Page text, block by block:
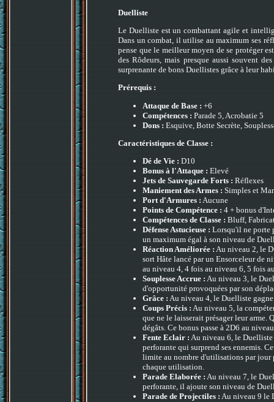
Duelliste
Le Duelliste est un combattant agile et
Dans un combat, il utilise au maximum ses
pense que le meilleur moyen de se protéger
des Rôdeurs, mais presque aussi souvent
surprenante de bons Duellistes grâce à leur
Prérequis :
Attaque de Base : +6
Compétences : Parade 5, Acrobatie 5
Dons : Esquive, Botte Secrète,
Caractéristiques de Classe :
Dé de Vie : D10
Bonus à l'Attaque : Elevé
Jets de Sauvegarde Forts : Réflexes
Maniement des Armes : Simples et
Port d'Armures :Aucune
Points de Compétence : 4 + bonus
Compétences de Classe : Bluff,
Défense Astucieuse : Lorsqu'il ne porte
un maximum égal à son niveau de
Réaction Améliorée :Au niveau 2, le
sort Hâte lancé par un Ensorceleur de
au niveau 4, 4 fois au niveau 6, 5 fois
Souplesse Accrue :Au niveau 3, le
d'opportunité provoquées par son
Grâce :Au niveau 4, le Duelliste gagne
Coups Précis :Au niveau 5, la
que ne le laisserait présager leur arme.
dégâts. Ce bonus passe à 2D6 au
Fente Eclair :Au niveau 6, le Duelliste
perforante qui surprend ses ennemis.
limite au nombre d'utilisations par jour
chaque utilisation.
Parade Elaborée :Au niveau 7, le
perforante, il ajoute son niveau de
Parade de Projectiles :Au niveau 9 le